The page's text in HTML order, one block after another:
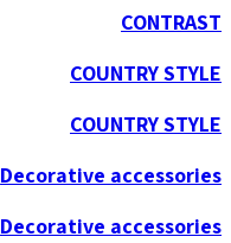
CONTRAST
COUNTRY STYLE
COUNTRY STYLE
Decorative accessories
Decorative accessories